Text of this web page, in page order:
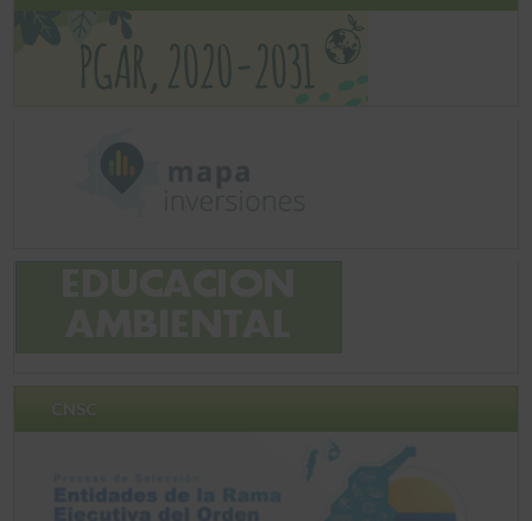
CNSC